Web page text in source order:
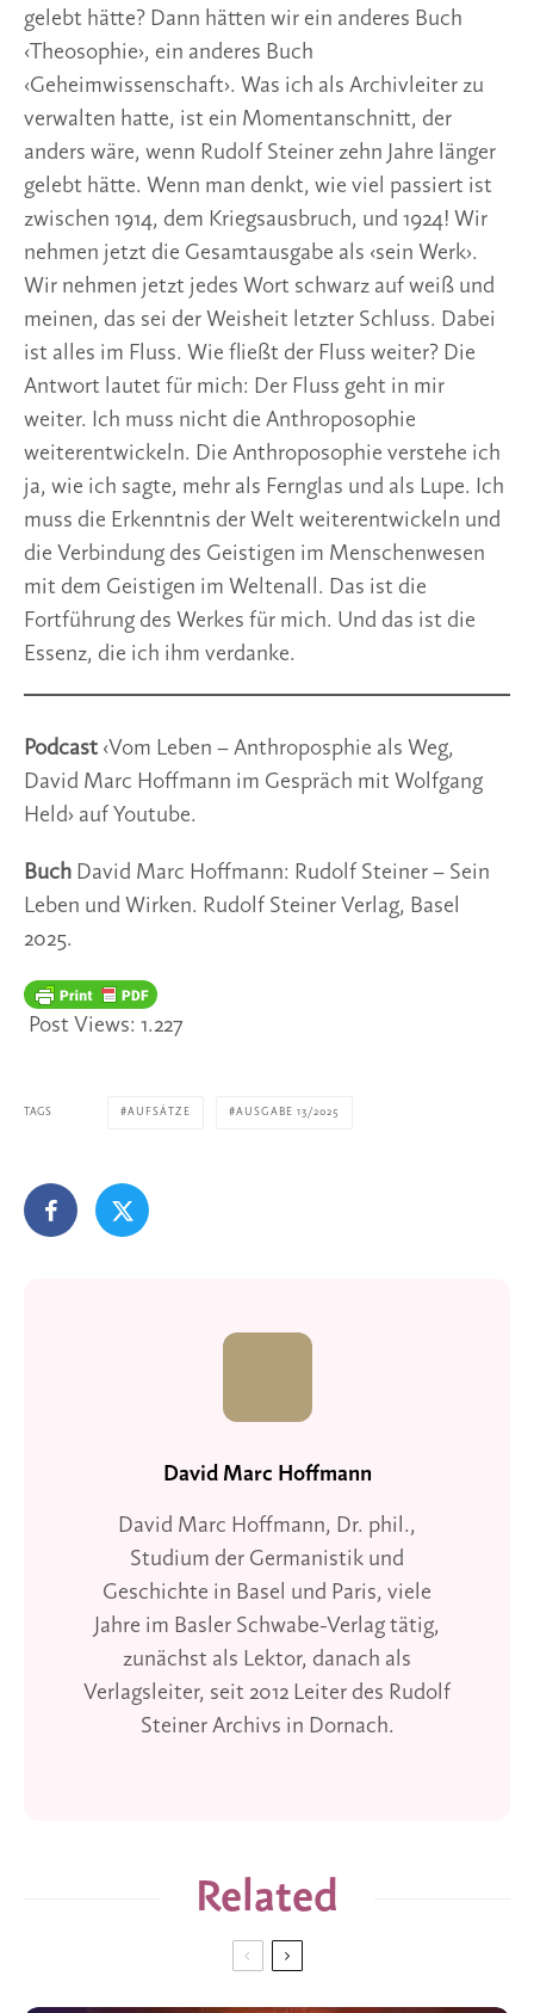
gelebt hätte? Dann hätten wir ein anderes Buch
‹Theosophie›, ein anderes Buch
‹Geheimwissenschaft›. Was ich als Archivleiter zu
verwalten hatte, ist ein Momentanschnitt, der
anders wäre, wenn Rudolf Steiner zehn Jahre länger
gelebt hätte. Wenn man denkt, wie viel passiert ist
zwischen 1914, dem Kriegsausbruch, und 1924! Wir
nehmen jetzt die Gesamtausgabe als ‹sein Werk›.
Wir nehmen jetzt jedes Wort schwarz auf weiß und
meinen, das sei der Weisheit letzter Schluss. Dabei
ist alles im Fluss. Wie fließt der Fluss weiter? Die
Antwort lautet für mich: Der Fluss geht in mir
weiter. Ich muss nicht die Anthroposophie
weiterentwickeln. Die Anthroposophie verstehe ich
ja, wie ich sagte, mehr als Fernglas und als Lupe. Ich
muss die Erkenntnis der Welt weiterentwickeln und
die Verbindung des Geistigen im Menschenwesen
mit dem Geistigen im Weltenall. Das ist die
Fortführung des Werkes für mich. Und das ist die
Essenz, die ich ihm verdanke.
Podcast ‹Vom Leben – Anthroposphie als Weg,
David Marc Hoffmann im Gespräch mit Wolfgang
Held› auf Youtube.
Buch David Marc Hoffmann: Rudolf Steiner – Sein
Leben und Wirken. Rudolf Steiner Verlag, Basel
2025.
Post Views: 1.227
TAGS AUFSÄTZE AUSGABE 13/2025
David Marc Hoffmann
David Marc Hoffmann, Dr. phil.,
Studium der Germanistik und
Geschichte in Basel und Paris, viele
Jahre im Basler Schwabe-Verlag tätig,
zunächst als Lektor, danach als
Verlagsleiter, seit 2012 Leiter des Rudolf
Steiner Archivs in Dornach.
Related